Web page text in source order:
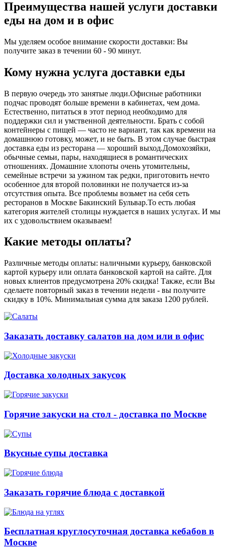
Преимущества нашей услуги доставки
еды на дом и в офис
Мы уделяем особое внимание скорости доставки: Вы
получите заказ в течении 60 - 90 минут.
Кому нужна услуга доставки еды
В первую очередь это занятые люди.Офисные работники
подчас проводят больше времени в кабинетах, чем дома.
Естественно, питаться в этот период необходимо для
поддержки сил и умственной деятельности. Брать с собой
контейнеры с пищей ― часто не вариант, так как времени на
домашнюю готовку, может, и не быть. В этом случае быстрая
доставка еды из ресторана ― хороший выход.Домохозяйки,
обычные семьи, пары, находящиеся в романтических
отношениях. Домашние хлопоты очень утомительны,
семейные встречи за ужином так редки, приготовить нечто
особенное для второй половинки не получается из-за
отсутствия опыта. Все проблемы возьмет на себя сеть
ресторанов в Москве Бакинский Бульвар.То есть любая
категория жителей столицы нуждается в наших услугах. И мы
их с удовольствием оказываем!
Какие методы оплаты?
Различные методы оплаты: наличными курьеру, банковской
картой курьеру или оплата банковской картой на сайте. Для
новых клиентов предусмотрена 20% скидка! Также, если Вы
сделаете повторный заказ в течении недели - вы получите
скидку в 10%. Минимальная сумма для заказа 1200 рублей.
Заказать доставку салатов на дом или в офис
Доставка холодных закусок
Горячие закуски на стол - доставка по Москве
Вкусные супы доставка
Заказать горячие блюда с доставкой
Бесплатная круглосуточная доставка кебабов в
Москве